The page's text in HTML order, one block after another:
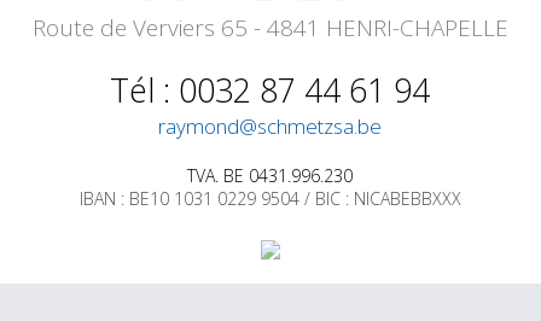
Route de Verviers 65 - 4841 HENRI-CHAPELLE
Tél : 0032 87 44 61 94
raymond@schmetzsa.be
TVA. BE 0431.996.230
IBAN : BE10 1031 0229 9504 / BIC : NICABEBBXXX